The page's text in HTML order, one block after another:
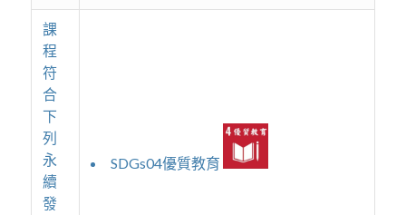
課
程
符
合
下
列
永
續
發
SDGs04優質教育